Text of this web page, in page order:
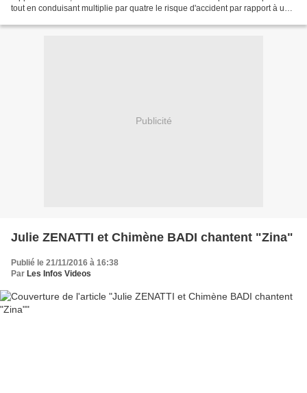
tout en conduisant multiplie par quatre le risque d'accident par rapport à une
Publicité
Julie ZENATTI et Chimène BADI chantent "Zina"
Publié le 21/11/2016 à 16:38
Par Les Infos Videos